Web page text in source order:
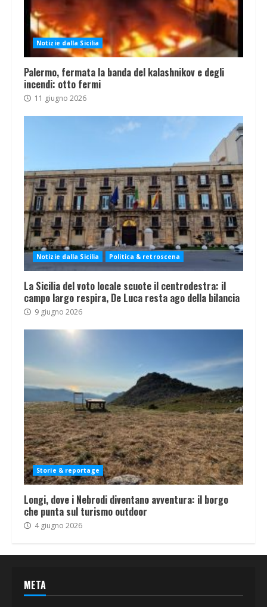
Notizie dalla Sicilia
Palermo, fermata la banda del kalashnikov e degli
incendi: otto fermi
11 giugno 2026
Notizie dalla Sicilia Politica & retroscena
La Sicilia del voto locale scuote il centrodestra: il
campo largo respira, De Luca resta ago della bilancia
9 giugno 2026
Storie & reportage
Longi, dove i Nebrodi diventano avventura: il borgo
che punta sul turismo outdoor
4 giugno 2026
META